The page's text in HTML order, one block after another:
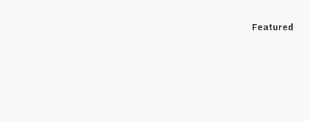
Featured